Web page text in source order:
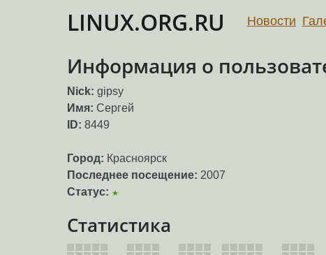
LINUX.ORG.RU Новости
Информация о
Nick: gipsy
Имя: Сергей
ID: 8449
Город: Красноярск
Последнее посещение: 2007
Статус: ★
Статистика